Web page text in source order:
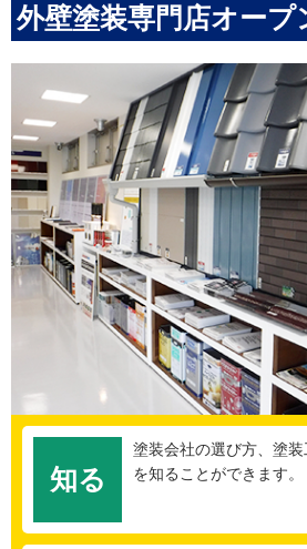
外壁塗装専門店オープ
知る
塗装会社の選び方、塗
を知ることができます。